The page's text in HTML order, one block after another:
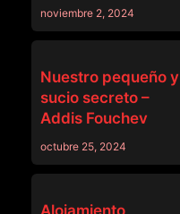
noviembre 2, 2024
Nuestro pequeño y
sucio secreto –
Addis Fouchev
octubre 25, 2024